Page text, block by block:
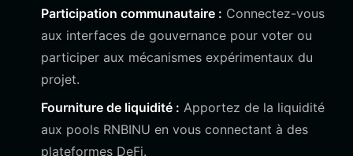
Participation communautaire : Connectez-vous
aux interfaces de gouvernance pour voter ou
participer aux mécanismes expérimentaux du
projet.
Fourniture de liquidité : Apportez de la liquidité
aux pools RNBINU en vous connectant à des
plateformes DeFi.